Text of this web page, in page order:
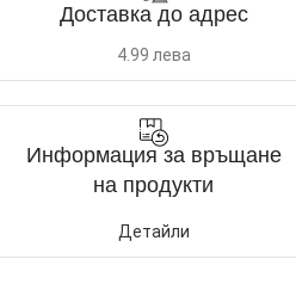
Доставка до адрес
4.99 лева
Информация за връщане
на продукти
Детайли